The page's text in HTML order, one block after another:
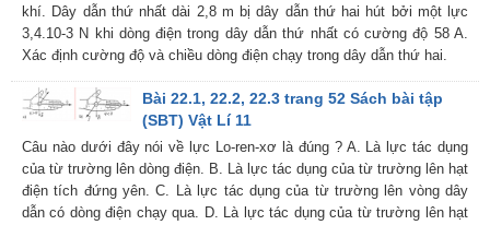
khí. Dây dẫn thứ nhất dài 2,8 m bị dây dẫn thứ hai hút bởi một lực
3,4.10-3 N khi dòng điện trong dây dẫn thứ nhất có cường độ 58 A.
Xác định cường độ và chiều dòng điện chạy trong dây dẫn thứ hai.
Bài 22.1, 22.2, 22.3 trang 52 Sách bài tập
(SBT) Vật Lí 11
Câu nào dưới đây nói về lực Lo-ren-xơ là đúng ? A. Là lực tác dụng
của từ trường lên dòng điện. B. Là lực tác dụng của từ trường lên hạt
điện tích đứng yên. C. Là lực tác dụng của từ trường lên vòng dây
dẫn có dòng điện chạy qua. D. Là lực tác dụng của từ trường lên hạt